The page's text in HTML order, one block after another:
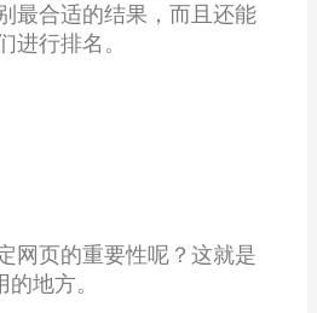
最合适的结果，而且还能
进行排名。
网页的重要性呢？这就是
地方。